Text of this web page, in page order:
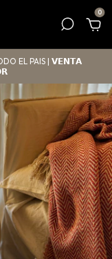
0
EL PAIS | 𝗩𝗘𝗡𝗧𝗔